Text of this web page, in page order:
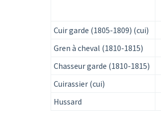
Cuir garde (1805-1809) (cui)
Gren à cheval (1810-1815)
Chasseur garde (1810-1815)
Cuirassier (cui)
Hussard